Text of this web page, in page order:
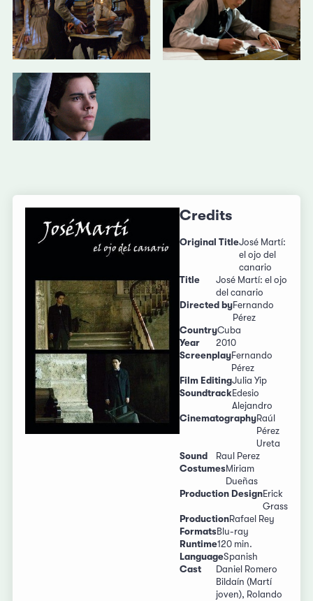
Credits
Original TitleJosé Martí:
el ojo del
canario
Title
José Martí: el ojo
del canario
Directed byFernando
Pérez
CountryCuba
Year
2010
ScreenplayFernando
Pérez
Film EditingJulia Yip
SoundtrackEdesio
Alejandro
CinematographyRaúl
Pérez
Ureta
Sound
Raul Perez
CostumesMiriam
Dueñas
Production DesignErick
Grass
ProductionRafael Rey
FormatsBlu-ray
Runtime120 min.
LanguageSpanish
Cast
Daniel Romero
Bildaín (Martí
joven), Rolando